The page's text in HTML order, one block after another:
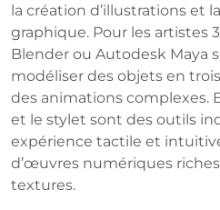
la création d’illustrations et
graphique. Pour les artistes
Blender ou Autodesk Maya
modéliser des objets en
des animations complexes.
et le stylet sont des outils
expérience tactile et
d’œuvres numériques
textures.